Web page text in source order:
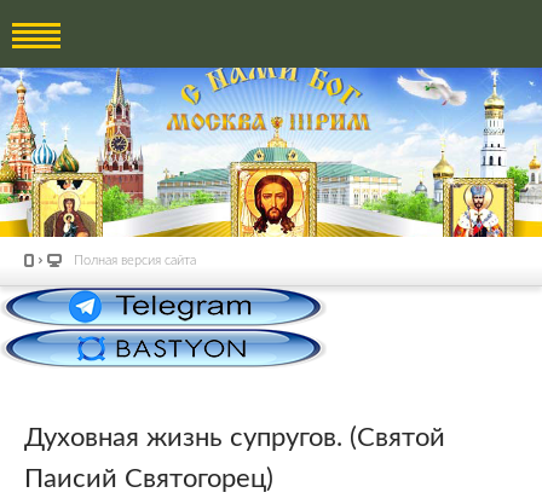
Полная версия сайта
Духовная жизнь супругов. (Святой
Паисий Святогорец)